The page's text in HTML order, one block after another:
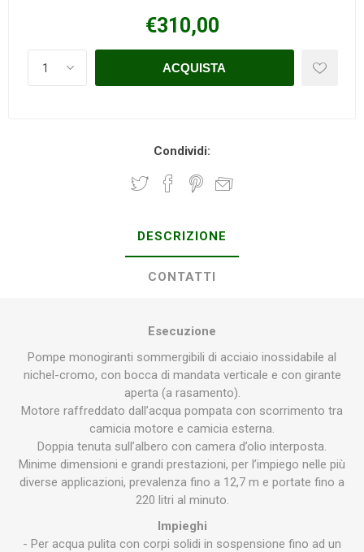
€310,00
Condividi:
DESCRIZIONE
CONTATTI
Esecuzione
Pompe monogiranti sommergibili di acciaio inossidabile al
nichel-cromo, con bocca di mandata verticale e con girante
aperta (a rasamento).
Motore raffreddato dallʼacqua pompata con scorrimento tra
camicia motore e camicia esterna.
Doppia tenuta sull’albero con camera d’olio interposta.
Minime dimensioni e grandi prestazioni, per l’impiego nelle più
diverse applicazioni, prevalenza fino a 12,7 m e portate fino a
220 litri al minuto.
Impieghi
- Per acqua pulita con corpi solidi in sospensione fino ad un